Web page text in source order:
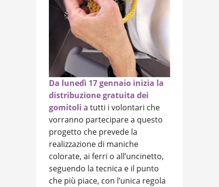
Da lunedì 17 gennaio inizia la
distribuzione gratuita dei
gomitoli a tutti i volontari che
vorranno partecipare a questo
progetto che prevede la
realizzazione di maniche
colorate, ai ferri o all’uncinetto,
seguendo la tecnica e il punto
che più piace, con l’unica regola